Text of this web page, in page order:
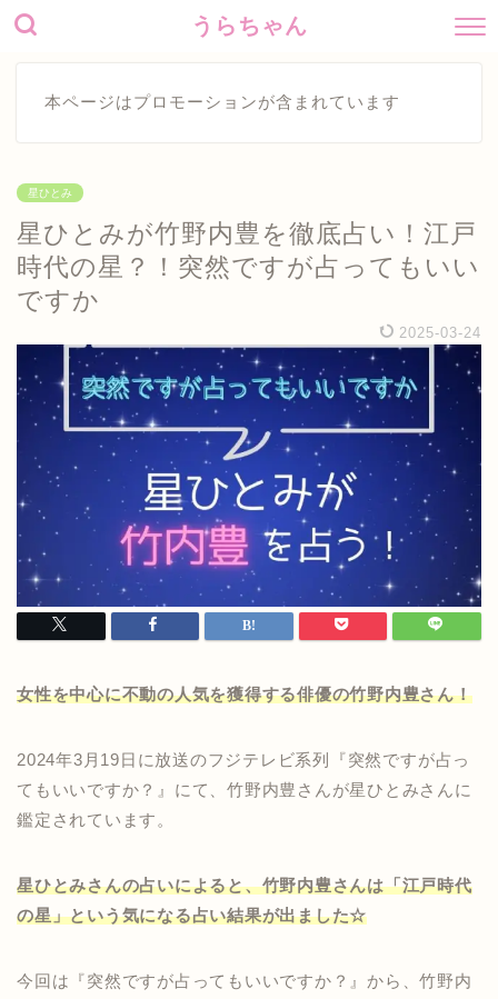
うらちゃん
本ページはプロモーションが含まれています
星ひとみ
星ひとみが竹野内豊を徹底占い！江戸
時代の星？！突然ですが占ってもいい
ですか
2025-03-24
女性を中心に不動の人気を獲得する俳優の竹野内豊さん！
2024年3月19日に放送のフジテレビ系列『突然ですが占っ
てもいいですか？』にて、竹野内豊さんが星ひとみさんに
鑑定されています。
星ひとみさんの占いによると、竹野内豊さんは「江戸時代
の星」という気になる占い結果が出ました☆
今回は『突然ですが占ってもいいですか？』から、竹野内